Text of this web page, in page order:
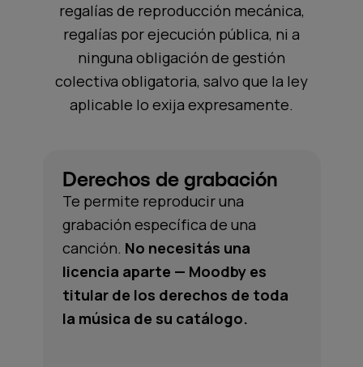
Derechos de grabación
Te permite reproducir una
grabación específica de una
canción. No necesitás una
licencia aparte — Moodby es
titular de los derechos de toda
la música de su catálogo.
regalías de reproducción mecánica,
regalías por ejecución pública, ni a
ninguna obligación de gestión
colectiva obligatoria, salvo que la ley
aplicable lo exija expresamente.